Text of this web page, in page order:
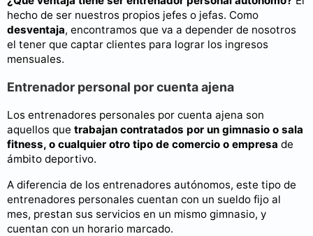
hecho de ser nuestros propios jefes o jefas. Como
desventaja, encontramos que va a depender de nosotros
el tener que captar clientes para lograr los ingresos
mensuales.
Entrenador personal por cuenta ajena
Los entrenadores personales por cuenta ajena son
aquellos que trabajan contratados por un gimnasio o sala
fitness, o cualquier otro tipo de comercio o empresa de
ámbito deportivo.
A diferencia de los entrenadores autónomos, este tipo de
entrenadores personales cuentan con un sueldo fijo al
mes, prestan sus servicios en un mismo gimnasio, y
cuentan con un horario marcado.